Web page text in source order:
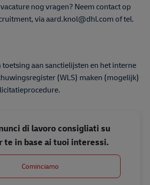
nog vragen? Neem contact op
via aard.knol@dhl.com of tel.
toetsing aan sanctielijsten en het interne
(WLS) maken (mogelijk)
di lavoro consigliati su
te in base ai tuoi interessi.
Cominciamo